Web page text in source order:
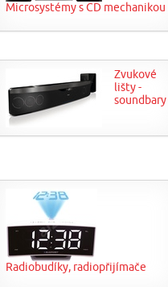
Microsystémy s CD mechanikou
Zvukové
lišty -
soundbary
Radiobudíky, radiopřijímače